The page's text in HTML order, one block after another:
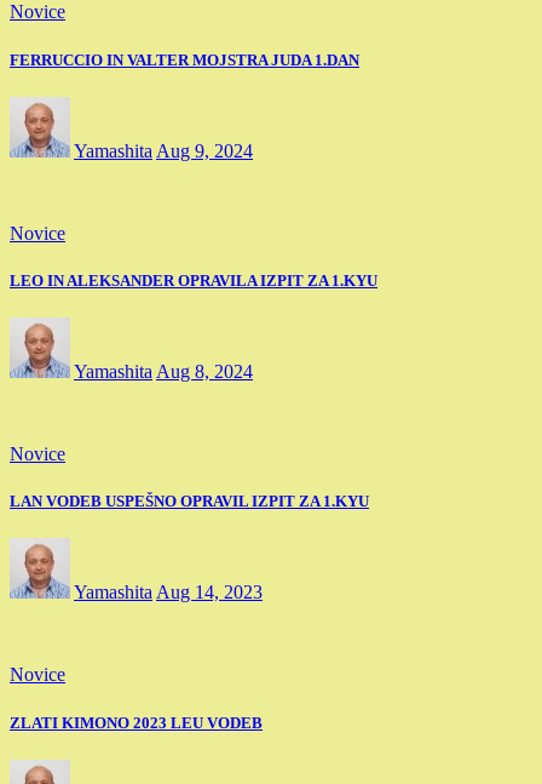
Novice
FERRUCCIO IN VALTER MOJSTRA JUDA 1.DAN
Yamashita Aug 9, 2024
Novice
LEO IN ALEKSANDER OPRAVILA IZPIT ZA 1.KYU
Yamashita Aug 8, 2024
Novice
LAN VODEB USPEŠNO OPRAVIL IZPIT ZA 1.KYU
YamashitaAug 14, 2023
Novice
ZLATI KIMONO 2023 LEU VODEB